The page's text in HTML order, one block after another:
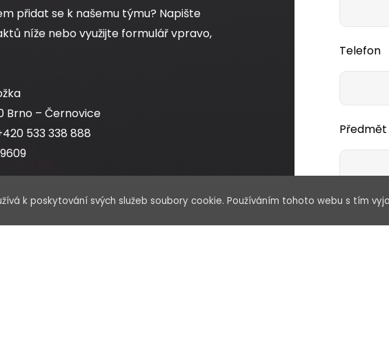
přidat se k našemu týmu? Napište
níže nebo využijte formulář vpravo,
Brno – Černovice
533 338 888
Telefon
Předmět
Vaše
k poskytování svých služeb soubory cookie. Používáním tohoto webu s tím